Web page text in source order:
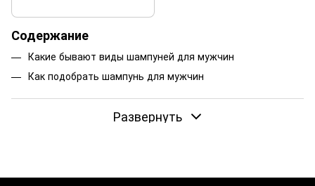
Содержание
Какие бывают виды шампуней для мужчин
Как подобрать шампунь для мужчин
Важным атрибутом каждого джентльмена в уходе за
Развернуть